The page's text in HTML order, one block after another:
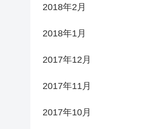
2018年2月
2018年1月
2017年12月
2017年11月
2017年10月